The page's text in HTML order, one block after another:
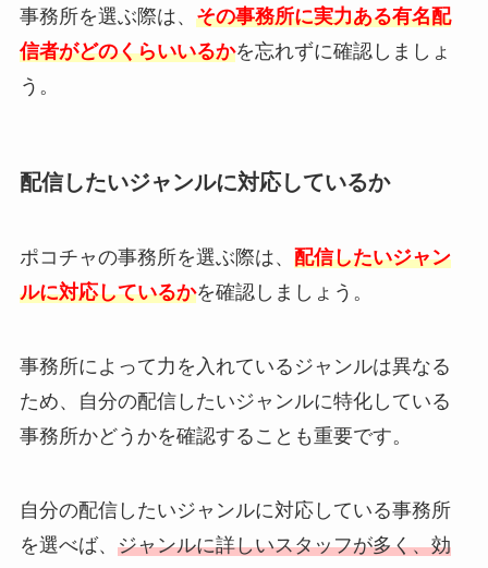
事務所を選ぶ際は、 その事務所に実力ある有名配
信者がどのくらいいるかを忘れずに確認しましょ
う。
配信したいジャンルに対応しているか
ポコチャの事務所を選ぶ際は、 配信したいジャン
ルに対応しているかを確認しましょう。
事務所によって力を入れているジャンルは異なる
ため、自分の配信したいジャンルに特化している
事務所かどうかを確認することも重要です。
自分の配信したいジャンルに対応している事務所
を選べば、 ジャンルに詳しいスタッフが多く、効